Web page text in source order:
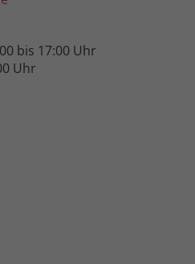
bis 17:00 Uhr
Uhr